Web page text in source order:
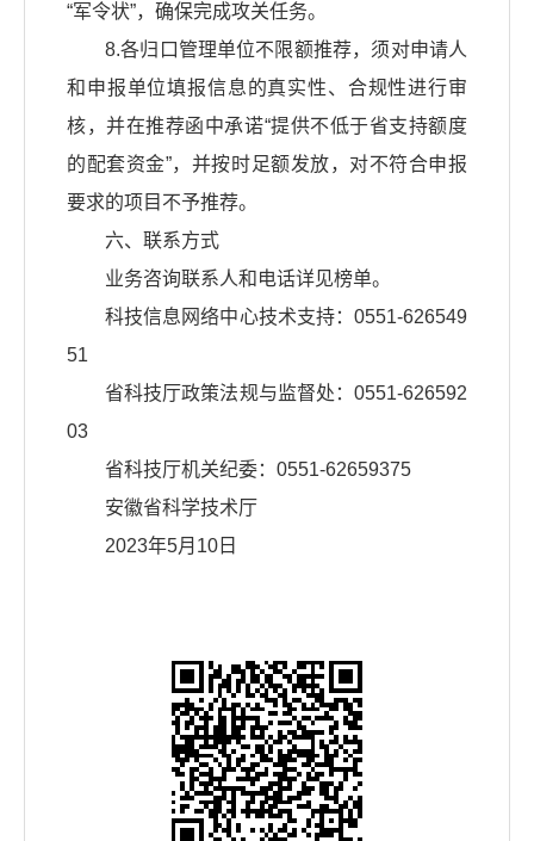
“军令状”，确保完成攻关任务。
8.各归口管理单位不限额推荐，须对申请人
和申报单位填报信息的真实性、合规性进行审
核，并在推荐函中承诺“提供不低于省支持额度
的配套资金”，并按时足额发放，对不符合申报
要求的项目不予推荐。
六、联系方式
业务咨询联系人和电话详见榜单。
科技信息网络中心技术支持：0551-626549
51
省科技厅政策法规与监督处：0551-626592
03
省科技厅机关纪委：0551-62659375
安徽省科学技术厅
2023年5月10日